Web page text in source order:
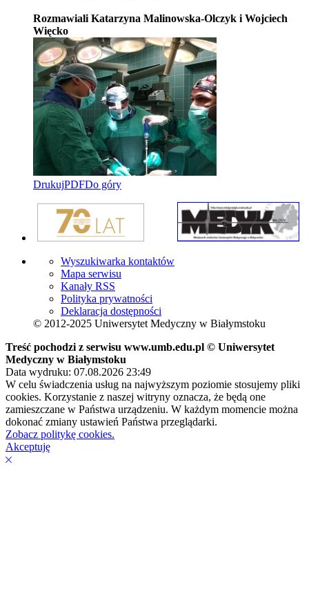
Rozmawiali Katarzyna Malinowska-Olczyk i Wojciech
Więcko
DrukujPDFDo góry
Wyszukiwarka kontaktów
Mapa serwisu
Kanały RSS
Polityka prywatności
Deklaracja dostępności
© 2012-2025 Uniwersytet Medyczny w Białymstoku
Treść pochodzi z serwisu www.umb.edu.pl © Uniwersytet
Medyczny w Białymstoku
Data wydruku: 07.08.2026 23:49
W celu świadczenia usług na najwyższym poziomie stosujemy pliki
cookies. Korzystanie z naszej witryny oznacza, że będą one
zamieszczane w Państwa urządzeniu. W każdym momencie można
dokonać zmiany ustawień Państwa przeglądarki.
Zobacz politykę cookies.
Akceptuję